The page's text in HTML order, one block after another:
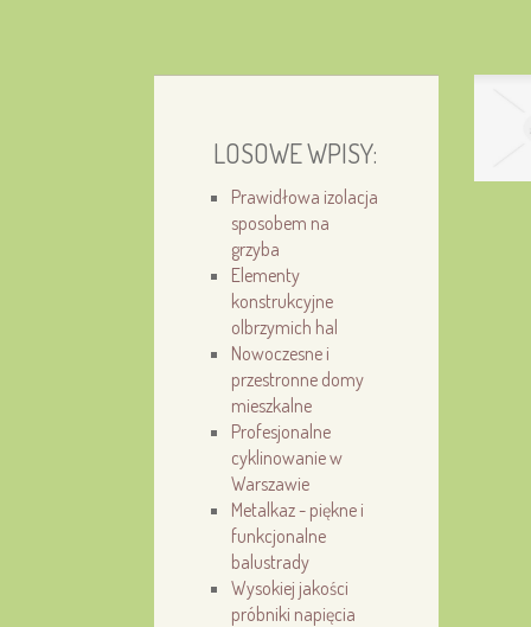
LOSOWE WPISY:
Prawidłowa izolacja
sposobem na
grzyba
Elementy
konstrukcyjne
olbrzymich hal
Nowoczesne i
przestronne domy
mieszkalne
Profesjonalne
cyklinowanie w
Warszawie
Metalkaz - piękne i
funkcjonalne
balustrady
Wysokiej jakości
próbniki napięcia